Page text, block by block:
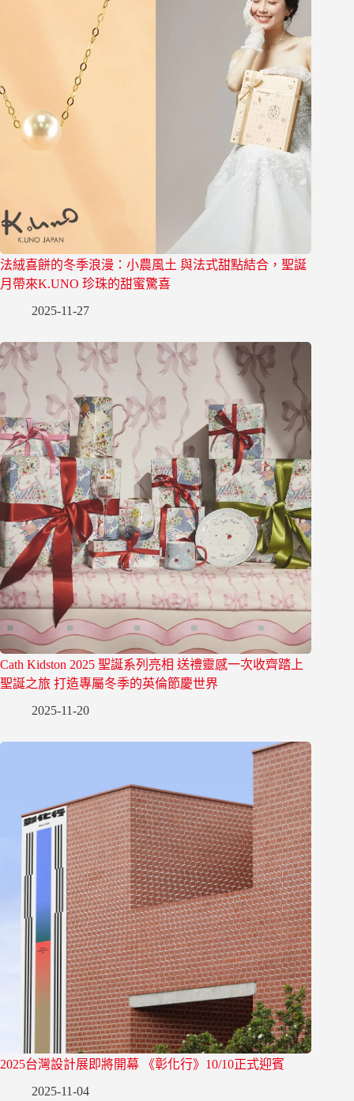
法絨喜餅的冬季浪漫：小農風土 與法式甜點結合，聖誕
月帶來K.UNO 珍珠的甜蜜驚喜
2025-11-27
Cath Kidston 2025 聖誕系列亮相 送禮靈感一次收齊踏上
聖誕之旅 打造專屬冬季的英倫節慶世界
2025-11-20
2025台灣設計展即將開幕 《彰化行》10/10正式迎賓
2025-11-04